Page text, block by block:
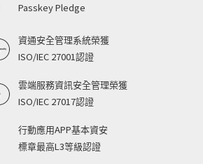
Passkey Pledge
資通安全管理系統榮獲
ISO/IEC 27001認證
雲端服務資訊安全管理榮獲
ISO/IEC 27017認證
行動應用APP基本資安
標章最高L3等級認證